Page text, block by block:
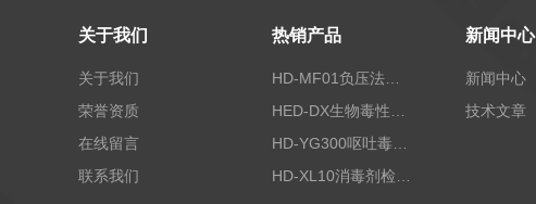
关于我们
关于我们
荣誉资质
在线留言
联系我们
热销产品 新闻中心
新闻中心
技术文章